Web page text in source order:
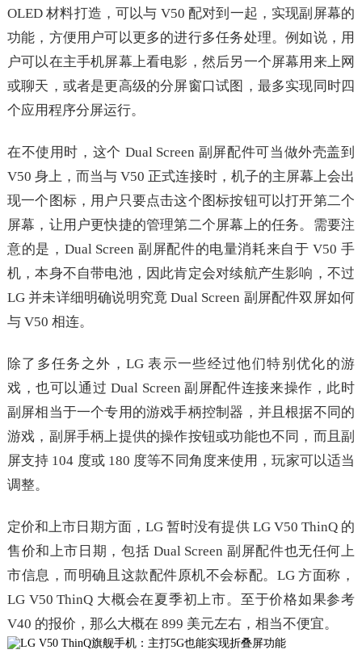
OLED 材料打造，可以与 V50 配对到一起，实现副屏幕的
功能，方便用户可以更多的进行多任务处理。例如说，用
户可以在主手机屏幕上看电影，然后另一个屏幕用来上网
或聊天，或者是更高级的分屏窗口试图，最多实现同时四
个应用程序分屏运行。
在不使用时，这个 Dual Screen 副屏配件可当做外壳盖到
V50 身上，而当与 V50 正式连接时，机子的主屏幕上会出
现一个图标，用户只要点击这个图标按钮可以打开第二个
屏幕，让用户更快捷的管理第二个屏幕上的任务。需要注
意的是，Dual Screen 副屏配件的电量消耗来自于 V50 手
机，本身不自带电池，因此肯定会对续航产生影响，不过
LG 并未详细明确说明究竟 Dual Screen 副屏配件双屏如何
与 V50 相连。
除了多任务之外，LG 表示一些经过他们特别优化的游
戏，也可以通过 Dual Screen 副屏配件连接来操作，此时
副屏相当于一个专用的游戏手柄控制器，并且根据不同的
游戏，副屏手柄上提供的操作按钮或功能也不同，而且副
屏支持 104 度或 180 度等不同角度来使用，玩家可以适当
调整。
定价和上市日期方面，LG 暂时没有提供 LG V50 ThinQ 的
售价和上市日期，包括 Dual Screen 副屏配件也无任何上
市信息，而明确且这款配件原机不会标配。LG 方面称，
LG V50 ThinQ 大概会在夏季初上市。至于价格如果参考
V40 的报价，那么大概在 899 美元左右，相当不便宜。